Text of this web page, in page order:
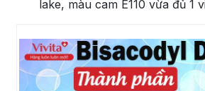
lake, màu cam E110 vừa đủ 1